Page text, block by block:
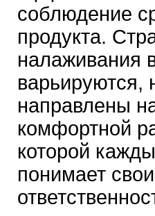
соблюдение
продукта.
налаживания
варьируются,
направлены
комфортной
которой
понимает